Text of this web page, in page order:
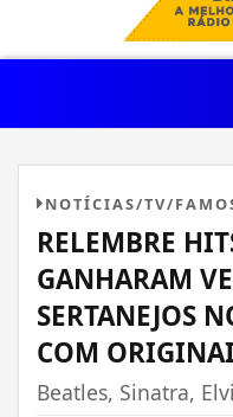
NOTÍCIAS/TV/
RELEMBRE
GANHARAM
SERTANEJOS
COM
Beatles, Sinatra,